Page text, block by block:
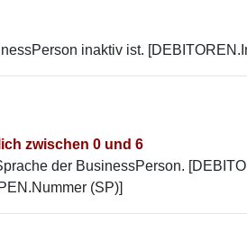
inaktiv ist.
zwischen 0 und 6
der BusinessPerson.
(SP)]